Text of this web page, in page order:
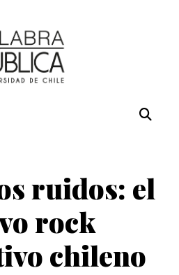
ruidos: el
rock
chileno